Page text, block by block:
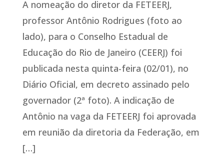
A nomeação do diretor da FETEERJ,
professor Antônio Rodrigues (foto ao
lado), para o Conselho Estadual de
Educação do Rio de Janeiro (CEERJ) foi
publicada nesta quinta-feira (02/01), no
Diário Oficial, em decreto assinado pelo
governador (2ª foto). A indicação de
Antônio na vaga da FETEERJ foi aprovada
em reunião da diretoria da Federação, em
[…]